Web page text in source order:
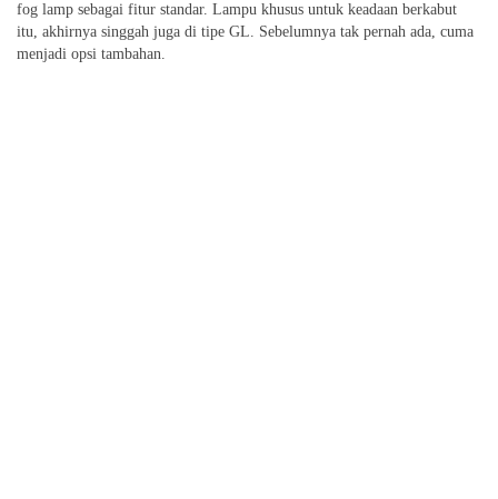
fog lamp sebagai fitur standar. Lampu khusus untuk keadaan berkabut
itu, akhirnya singgah juga di tipe GL. Sebelumnya tak pernah ada, cuma
menjadi opsi tambahan.